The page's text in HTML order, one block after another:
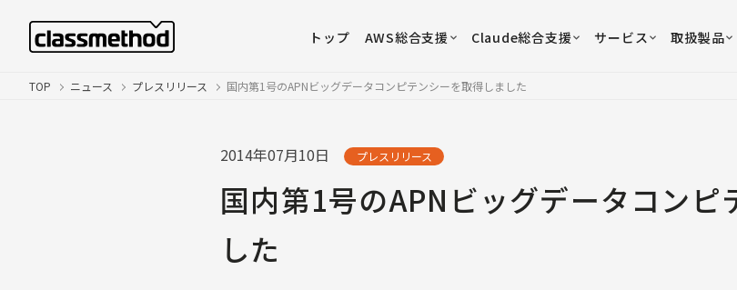
トップ AWS総合支援 Claude総合支援 サービス 取扱製品
TOP ニュース プレスリリース 国内第1号のAPNビッグデータコンピテンシーを取得しました
2014年07月10日 プレスリリース
国内第1号のAPNビッグデータコンピ
した